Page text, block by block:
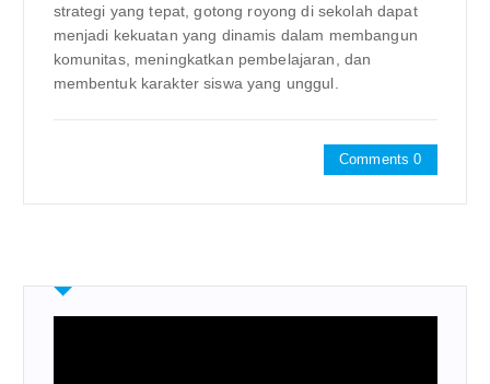
strategi yang tepat, gotong royong di sekolah dapat
menjadi kekuatan yang dinamis dalam membangun
komunitas, meningkatkan pembelajaran, dan
membentuk karakter siswa yang unggul.
Comments 0